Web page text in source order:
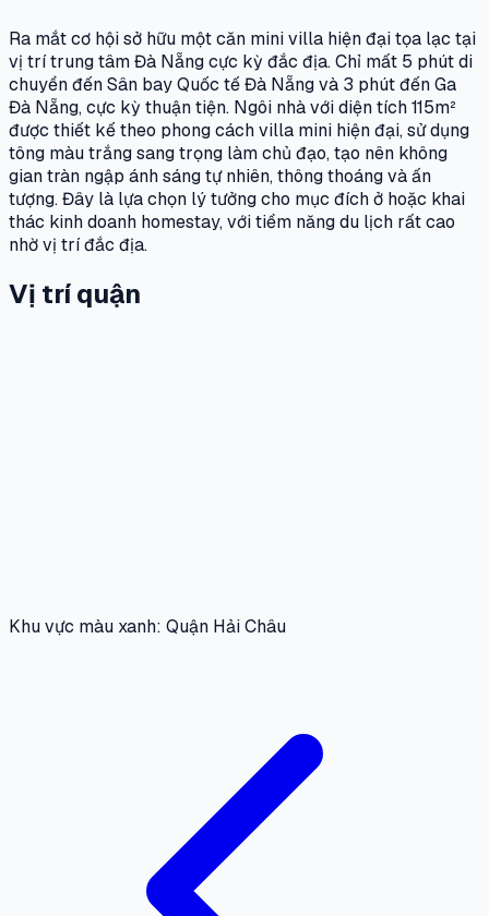
Ra mắt cơ hội sở hữu một căn mini villa hiện đại tọa lạc tại
vị trí trung tâm Đà Nẵng cực kỳ đắc địa. Chỉ mất 5 phút di
chuyển đến Sân bay Quốc tế Đà Nẵng và 3 phút đến Ga
Đà Nẵng, cực kỳ thuận tiện. Ngôi nhà với diện tích 115m²
được thiết kế theo phong cách villa mini hiện đại, sử dụng
tông màu trắng sang trọng làm chủ đạo, tạo nên không
gian tràn ngập ánh sáng tự nhiên, thông thoáng và ấn
tượng. Đây là lựa chọn lý tưởng cho mục đích ở hoặc khai
thác kinh doanh homestay, với tiềm năng du lịch rất cao
nhờ vị trí đắc địa.
Vị trí quận
Khu vực màu xanh: Quận Hải Châu